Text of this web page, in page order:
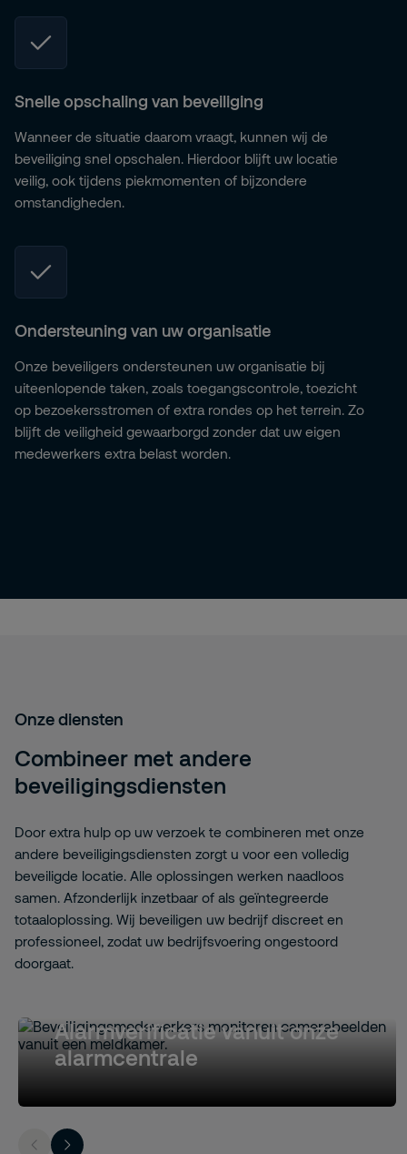
Snelle opschaling van beveiliging
Wanneer de situatie daarom vraagt, kunnen wij de
beveiliging snel opschalen. Hierdoor blijft uw locatie
veilig, ook tijdens piekmomenten of bijzondere
omstandigheden.
Ondersteuning van uw organisatie
Onze beveiligers ondersteunen uw organisatie bij
uiteenlopende taken, zoals toegangscontrole, toezicht
op bezoekersstromen of extra rondes op het terrein. Zo
blijft de veiligheid gewaarborgd zonder dat uw eigen
medewerkers extra belast worden.
Onze diensten
Combineer met andere
beveiligingsdiensten
Door extra hulp op uw verzoek te combineren met onze
andere beveiligingsdiensten zorgt u voor een volledig
beveiligde locatie. Alle oplossingen werken naadloos
samen. Afzonderlijk inzetbaar of als geïntegreerde
totaaloplossing. Wij beveiligen uw bedrijf discreet en
professioneel, zodat uw bedrijfsvoering ongestoord
doorgaat.
Alarmverificatie vanuit onze
alarmcentrale